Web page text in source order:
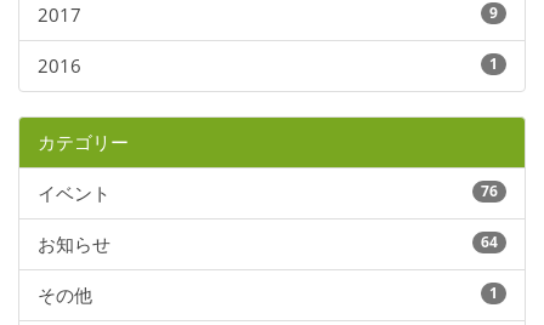
2017 9
2016 1
カテゴリー
イベント 76
お知らせ 64
その他 1